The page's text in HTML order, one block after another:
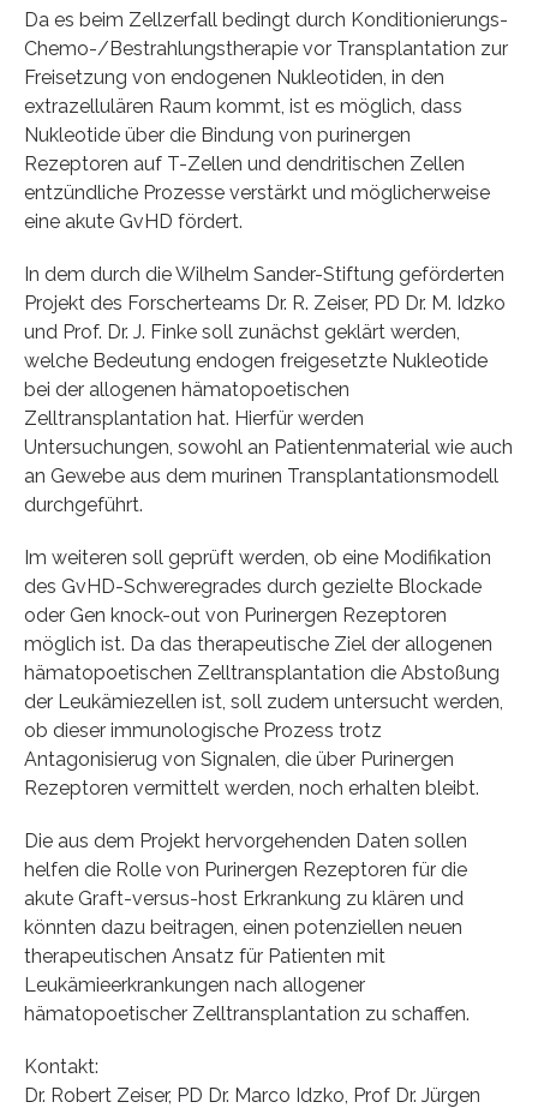
Da es beim Zellzerfall bedingt durch Konditionierungs-
Chemo-/Bestrahlungstherapie vor Transplantation zur
Freisetzung von endogenen Nukleotiden, in den
extrazellulären Raum kommt, ist es möglich, dass
Nukleotide über die Bindung von purinergen
Rezeptoren auf T-Zellen und dendritischen Zellen
entzündliche Prozesse verstärkt und möglicherweise
eine akute GvHD fördert.
In dem durch die Wilhelm Sander-Stiftung geförderten
Projekt des Forscherteams Dr. R. Zeiser, PD Dr. M. Idzko
und Prof. Dr. J. Finke soll zunächst geklärt werden,
welche Bedeutung endogen freigesetzte Nukleotide
bei der allogenen hämatopoetischen
Zelltransplantation hat. Hierfür werden
Untersuchungen, sowohl an Patientenmaterial wie auch
an Gewebe aus dem murinen Transplantationsmodell
durchgeführt.
Im weiteren soll geprüft werden, ob eine Modifikation
des GvHD-Schweregrades durch gezielte Blockade
oder Gen knock-out von Purinergen Rezeptoren
möglich ist. Da das therapeutische Ziel der allogenen
hämatopoetischen Zelltransplantation die Abstoßung
der Leukämiezellen ist, soll zudem untersucht werden,
ob dieser immunologische Prozess trotz
Antagonisierug von Signalen, die über Purinergen
Rezeptoren vermittelt werden, noch erhalten bleibt.
Die aus dem Projekt hervorgehenden Daten sollen
helfen die Rolle von Purinergen Rezeptoren für die
akute Graft-versus-host Erkrankung zu klären und
könnten dazu beitragen, einen potenziellen neuen
therapeutischen Ansatz für Patienten mit
Leukämieerkrankungen nach allogener
hämatopoetischer Zelltransplantation zu schaffen.
Kontakt:
Dr. Robert Zeiser, PD Dr. Marco Idzko, Prof Dr. Jürgen